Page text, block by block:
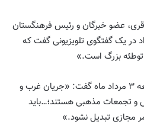
عضو خبرگان و رئیس فرهنگستان
قم روز شنبه ۴ مرداد در یک گفتگوی تلویزیونی گفت که
این عضو مجلس خبرگان روز جمعه ۳ مرداد ماه گفت: «جریان غرب و
و تجمعات مذهبی هستند؛…باید
مجازی تبدیل نشود.»